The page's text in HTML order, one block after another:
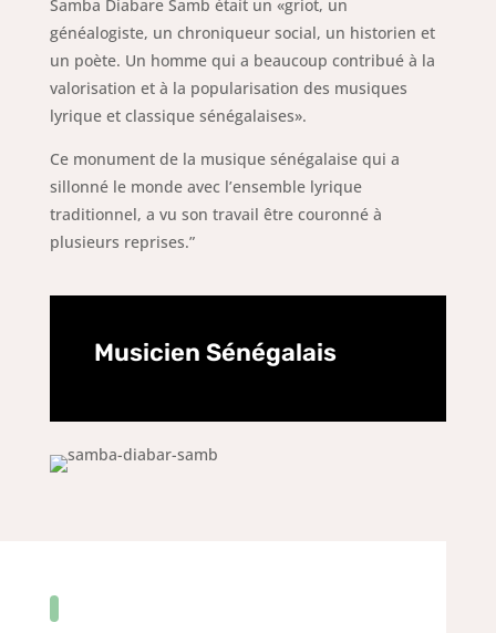
Samba Diabare Samb était un «griot, un
généalogiste, un chroniqueur social, un historien et
un poète. Un homme qui a beaucoup contribué à la
valorisation et à la popularisation des musiques
lyrique et classique sénégalaises».
Ce monument de la musique sénégalaise qui a
sillonné le monde avec l’ensemble lyrique
traditionnel, a vu son travail être couronné à
plusieurs reprises.”
Musicien Sénégalais